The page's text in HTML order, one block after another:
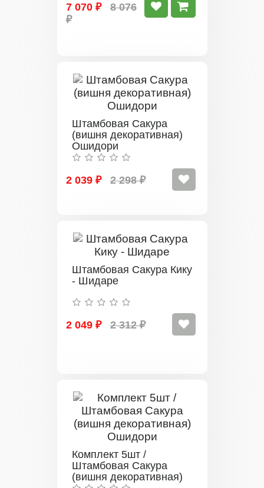
7 070 ₽
8 076
₽
Штамбовая Сакура
(вишня декоративная)
Ошидори
2 039 ₽ 2 298 ₽
Штамбовая Сакура Кику
- Шидаре
2 049 ₽ 2 312 ₽
Комплект 5шт /
Штамбовая Сакура
(вишня декоративная)